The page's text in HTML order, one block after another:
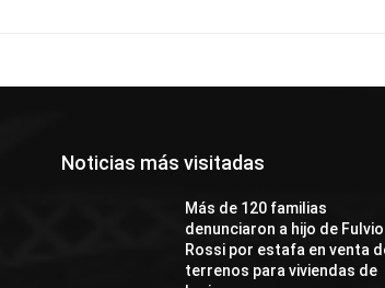
Noticias más visitadas
Más de 120 familias
denunciaron a hijo de Fulvio
Rossi por estafa en venta
terrenos para viviendas de